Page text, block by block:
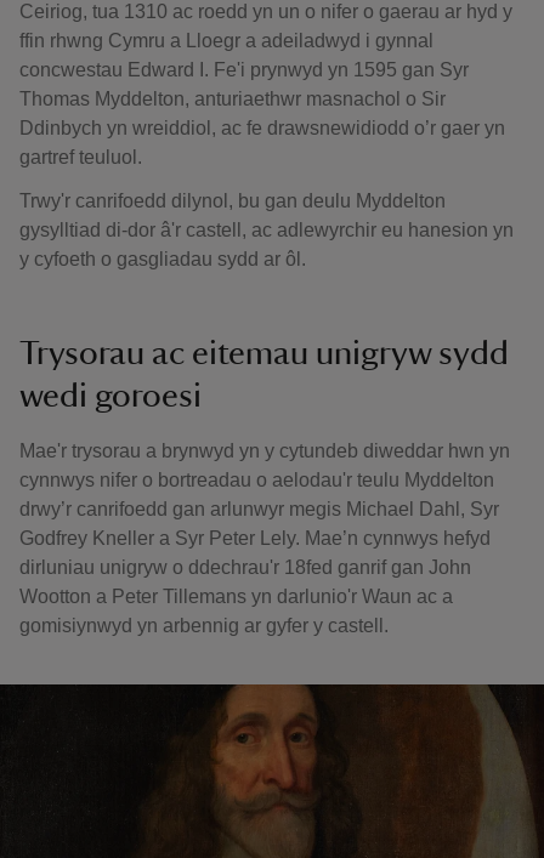
Ceiriog, tua 1310 ac roedd yn un o nifer o gaerau ar hyd y
ffin rhwng Cymru a Lloegr a adeiladwyd i gynnal
concwestau Edward I. Fe'i prynwyd yn 1595 gan Syr
Thomas Myddelton, anturiaethwr masnachol o Sir
Ddinbych yn wreiddiol, ac fe drawsnewidiodd o’r gaer yn
gartref teuluol.
Trwy'r canrifoedd dilynol, bu gan deulu Myddelton
gysylltiad di-dor â'r castell, ac adlewyrchir eu hanesion yn
y cyfoeth o gasgliadau sydd ar ôl.
Trysorau ac eitemau unigryw sydd
wedi goroesi
Mae'r trysorau a brynwyd yn y cytundeb diweddar hwn yn
cynnwys nifer o bortreadau o aelodau'r teulu Myddelton
drwy’r canrifoedd gan arlunwyr megis Michael Dahl, Syr
Godfrey Kneller a Syr Peter Lely. Mae’n cynnwys hefyd
dirluniau unigryw o ddechrau'r 18fed ganrif gan John
Wootton a Peter Tillemans yn darlunio'r Waun ac a
gomisiynwyd yn arbennig ar gyfer y castell.